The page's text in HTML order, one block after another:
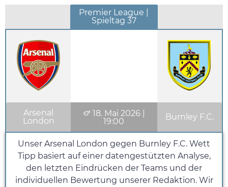
Premier League |
Spieltag 37
Arsenal
London
18. Mai 2026
19:00
Burnley F.C.
Unser Arsenal London gegen Burnley F.C. Wett
Tipp basiert auf einer datengestützten Analyse,
den letzten Eindrücken der Teams und der
individuellen Bewertung unserer Redaktion. Wir